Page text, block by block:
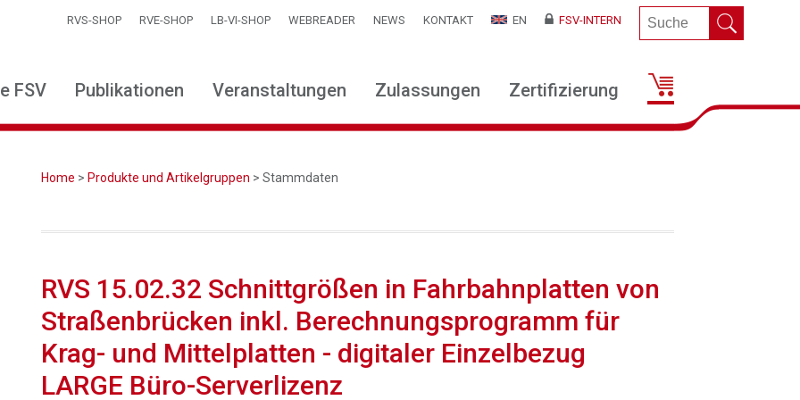
RVS-SHOP RVE-SHOP LB-VI-SHOP WEBREADER NEWS KONTAKT EN FSV-INTERN
FSV Publikationen Veranstaltungen Zulassungen Zertifizierung
Home > Produkte und Artikelgruppen > Stammdaten
RVS 15.02.32 Schnittgrößen in Fahrbahnplatten von
Straßenbrücken inkl. Berechnungsprogramm für
Krag- und Mittelplatten - digitaler Einzelbezug
LARGE Büro-Serverlizenz